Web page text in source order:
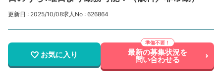
更新日 : 2025/10/08求人No : 626864
お気に入り 最新の募集状況を
問い合わせる